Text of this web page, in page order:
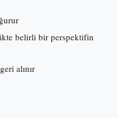
belirli bir perspektifin
alınır